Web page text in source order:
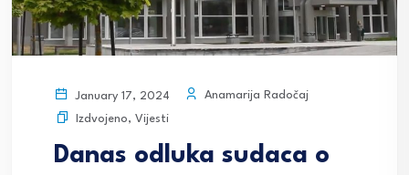
January 17, 2024
Anamarija Radočaj
Izdvojeno, Vijesti
Danas odluka sudaca o